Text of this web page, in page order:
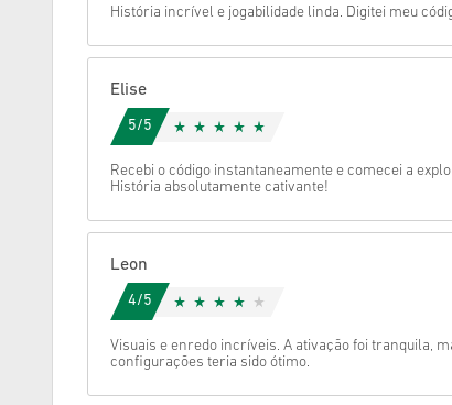
História incrível e jogabilidade linda. Digitei meu
Elise
5/5
Recebi o código instantaneamente e comecei a
História absolutamente cativante!
Leon
4/5
Visuais e enredo incríveis. A ativação foi tranquila,
configurações teria sido ótimo.